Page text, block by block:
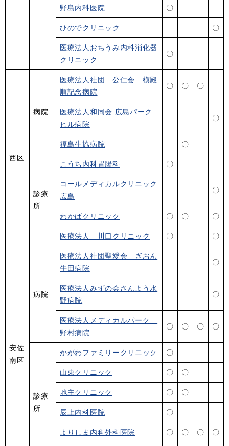
野島内科医院 〇
ひのでクリニック 〇
医療法人おちうみ内科消化器
クリニック
〇
西区
病院
医療法人社団 公仁会 槇殿
順記念病院
〇 〇 〇
医療法人和同会 広島パーク
ヒル病院
〇
福島生協病院 〇
診療
所
こうち内科胃腸科 〇
コールメディカルクリニック
広島
〇
わかばクリニック 〇 〇 〇
医療法人 川口クリニック 〇 〇
安佐
南区
病院
医療法人社団聖愛会 ぎおん
牛田病院
〇
医療法人みずの会さんよう水
野病院
〇
医療法人メディカルパーク
野村病院
〇 〇 〇 〇
診療
所
かがわファミリークリニック 〇
山東クリニック 〇 〇
地主クリニック 〇 〇
辰上内科医院 〇
よりしま内科外科医院 〇 〇 〇 〇